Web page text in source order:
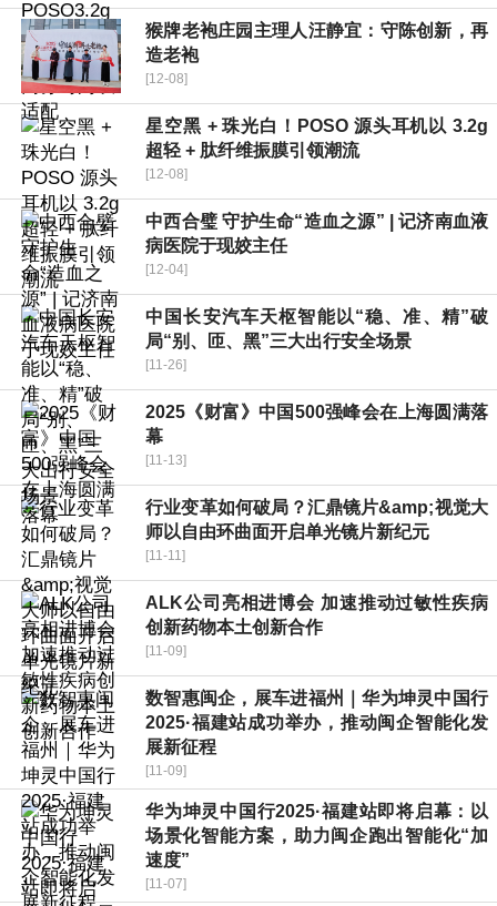
猴牌老袍庄园主理人汪静宜：守陈创新，再
造老袍
[12-08]
星空黑 + 珠光白！POSO 源头耳机以 3.2g
超轻 + 肽纤维振膜引领潮流
[12-08]
中西合璧 守护生命“造血之源” | 记济南血液
病医院于现姣主任
[12-04]
中国长安汽车天枢智能以“稳、准、精”破
局“别、匝、黑”三大出行安全场景
[11-26]
2025《财富》中国500强峰会在上海圆满落
幕
[11-13]
行业变革如何破局？汇鼎镜片&amp;视觉大
师以自由环曲面开启单光镜片新纪元
[11-11]
ALK公司亮相进博会 加速推动过敏性疾病
创新药物本土创新合作
[11-09]
数智惠闽企，展车进福州｜华为坤灵中国行
2025·福建站成功举办，推动闽企智能化发
展新征程
[11-09]
华为坤灵中国行2025·福建站即将启幕：以
场景化智能方案，助力闽企跑出智能化“加
速度”
[11-07]